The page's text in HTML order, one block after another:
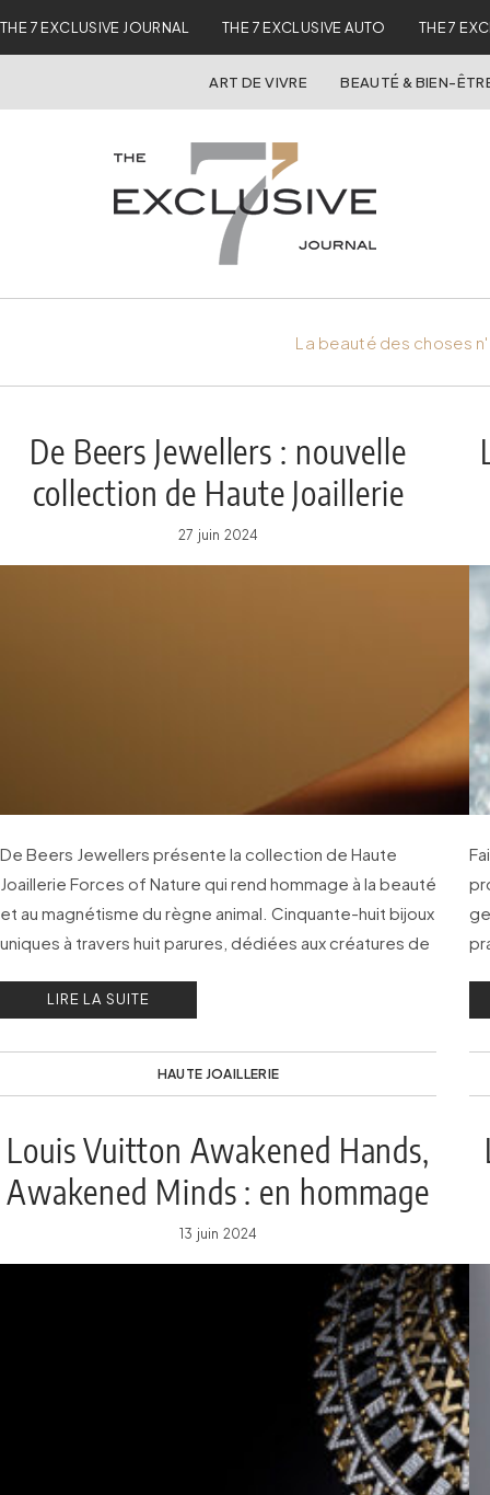
THE 7 EXCLUSIVE JOURNAL THE 7 EXCLUSIVE AUTO THE 7
ART DE VIVRE BEAUTÉ & BIEN-
La beauté des choses
De Beers Jewellers : nouvelle
collection de Haute Joaillerie
Forces of Nature
27 juin 2024
De Beers Jewellers présente la collection de Haute
Joaillerie Forces of Nature qui rend hommage à la beauté
et au magnétisme du règne animal. Cinquante-huit bijoux
uniques à travers huit parures, dédiées aux créatures de
LIRE LA SUITE
HAUTE JOAILLERIE
Louis Vuitton Awakened Hands,
Awakened Minds : en hommage
au XIXe siècle
13 juin 2024